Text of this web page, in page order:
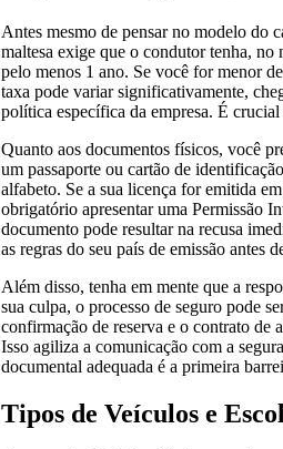
Antes mesmo de pensar no modelo do
maltesa exige que o condutor tenha,
pelo menos 1 ano. Se você for menor
taxa pode variar significativamente,
política específica da empresa. É
Quanto aos documentos físicos, você
um passaporte ou cartão de
alfabeto. Se a sua licença for emitida
obrigatório apresentar uma Permissão
documento pode resultar na recusa
as regras do seu país de emissão antes
Além disso, tenha em mente que a
sua culpa, o processo de seguro pode
confirmação de reserva e o contrato de
Isso agiliza a comunicação com a
documental adequada é a primeira
Tipos de Veículos e